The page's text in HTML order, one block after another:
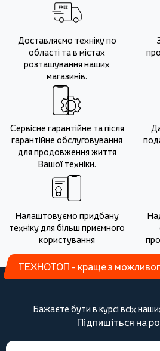
Доставляємо техніку по
області та в містах
розташування наших
магазинів.
Сервісне гарантійне та після
гарантійне обслуговування
для продовження життя
Вашої техніки.
Налаштовуємо придбану
техніку для більш приємного
користування
ТЕХНОТОП - краще з
Бажаєте бути в курсі всіх
Підпишіться на